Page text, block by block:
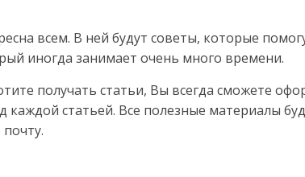
всем. В ней будут советы, которые
иногда занимает очень много времени.
получать статьи, Вы всегда сможете
каждой статьей. Все полезные материалы